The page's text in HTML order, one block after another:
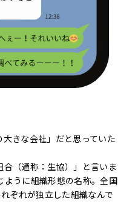
きな会社」だと思っていた
（通称：生協）」と言いま
うに組織形態の名称。全国
ぞれが独立した組織なんで